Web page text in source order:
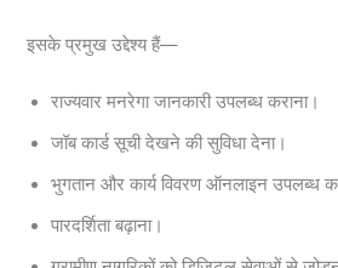
इसके प्रमुख उद्देश्य हैं—
राज्यवार मनरेगा जानकारी उपलब्ध कराना।
जॉब कार्ड सूची देखने की सुविधा देना।
भुगतान और कार्य विवरण ऑनलाइन उपलब्ध
पारदर्शिता बढ़ाना।